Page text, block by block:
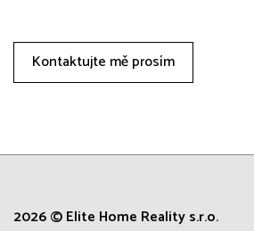
Kontaktujte mě prosím
2026 © Elite Home Reality s.r.o.